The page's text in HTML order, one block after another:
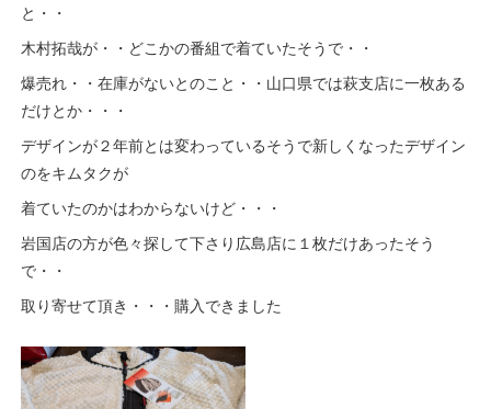
と・・
木村拓哉が・・どこかの番組で着ていたそうで・・
爆売れ・・在庫がないとのこと・・山口県では萩支店に一枚ある
だけとか・・・
デザインが２年前とは変わっているそうで新しくなったデザイン
のをキムタクが
着ていたのかはわからないけど・・・
岩国店の方が色々探して下さり広島店に１枚だけあったそう
で・・
取り寄せて頂き・・・購入できました